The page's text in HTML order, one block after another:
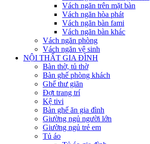
Vách ngăn trên mặt bàn
Vách ngăn hòa phát
Vách ngăn bàn fami
Vách ngăn bàn khác
Vách ngăn phòng
Vách ngăn vệ sinh
NỘI THẤT GIA ĐÌNH
Bàn thờ, tủ thờ
Bàn ghế phòng khách
Ghế thư giãn
Đợt trang trí
Kệ tivi
Bàn ghế ăn gia đình
Giường ngủ người lớn
Giường ngủ trẻ em
Tủ áo